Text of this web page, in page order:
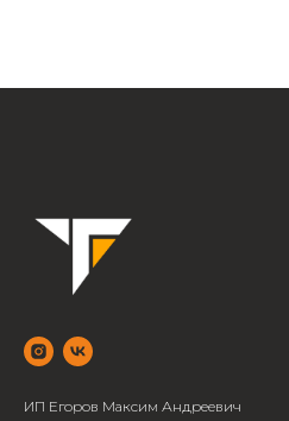
ИП Егоров Максим Андреевич